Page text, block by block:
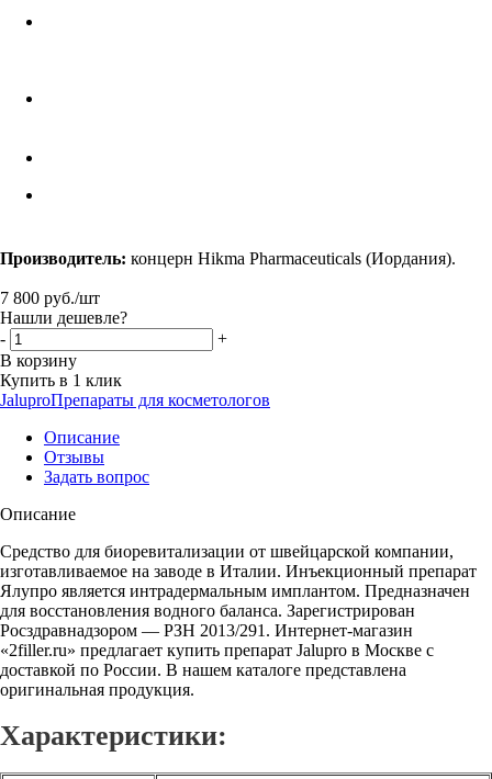
Производитель: концерн Hikma Pharmaceuticals (Иордания).
7 800 руб./шт
Нашли дешевле?
-
+
В корзину
Купить в 1 клик
JaluproПрепараты для косметологов
Описание
Отзывы
Задать вопрос
Описание
Средство для биоревитализации от швейцарской компании,
изготавливаемое на заводе в Италии. Инъекционный препарат
Ялупро является интрадермальным имплантом. Предназначен
для восстановления водного баланса. Зарегистрирован
Росздравнадзором — РЗН 2013/291. Интернет-магазин
«2filler.ru» предлагает купить препарат Jalupro в Москве с
доставкой по России. В нашем каталоге представлена
оригинальная продукция.
Характеристики: